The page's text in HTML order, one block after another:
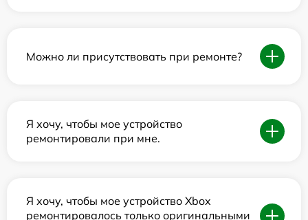
Можно ли присутствовать при ремонте?
Я хочу, чтобы мое устройство
ремонтировали при мне.
Я хочу, чтобы мое устройство Xbox
ремонтировалось только оригинальными